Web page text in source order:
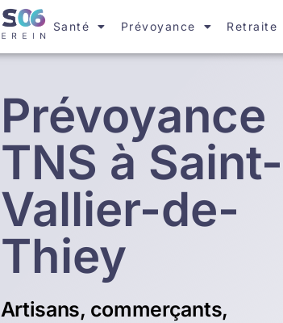
Santé Prévoyance Retraite
Prévoyance
TNS à Saint-
Vallier-de-
Thiey
Artisans, commerçants,